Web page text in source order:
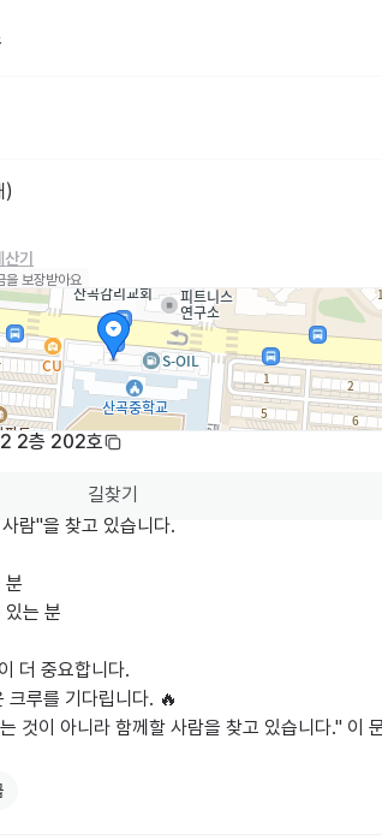
)
기
을 보장받아요
2층 202호
길찾기
람"을 찾고 있습니다.
분
는 분
더 중요합니다.
크루를 기다립니다. 🔥
것이 아니라 함께할 사람을 찾고 있습니다." 이